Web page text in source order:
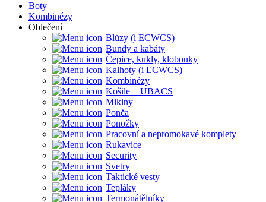
Boty
Kombinézy
Oblečení
Blůzy (i ECWCS)
Bundy a kabáty
Čepice, kukly, klobouky
Kalhoty (i ECWCS)
Kombinézy
Košile + UBACS
Mikiny
Ponča
Ponožky
Pracovní a nepromokavé komplety
Rukavice
Security
Svetry
Taktické vesty
Tepláky
Termonátělníky